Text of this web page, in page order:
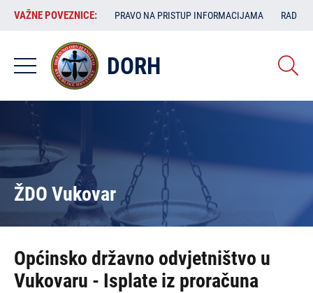
Skoči
sadržaj
VAŽNE
POVEZNICE:
VAŽNE POVEZNICE: PRAVO NA PRISTUP INFORMACIJAMA RAD
DORH
ŽDO Vukovar
Općinsko državno odvjetništvo u
Vukovaru - Isplate iz proračuna